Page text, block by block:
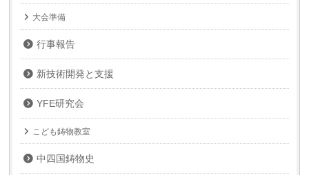
大会準備
行事報告
新技術開発と支援
YFE研究会
こども鋳物教室
中四国鋳物史